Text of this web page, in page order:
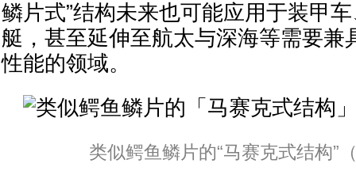
鳞片式”结构未来也可能应用于装甲
艇，甚至延伸至航太与深海等需要兼
性能的领域。
类似鳄鱼鳞片的“马赛克式结构”